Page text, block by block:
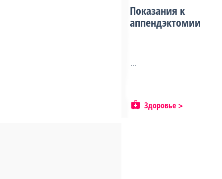
Показания к
аппендэктомии
...
Здоровье